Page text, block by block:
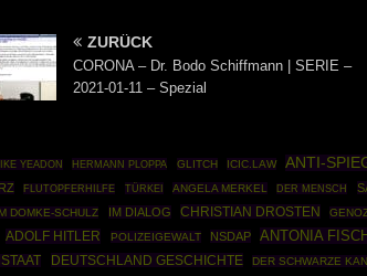
ZURÜCK
CORONA – Dr. Bodo Schiffmann | SERIE –
2021-01-11 – Spezial
YEADON HERMANN PLOPPA GLITCH ICIC.LAW ANTI-
FLUTOPFERHILFE TÜRKEI ANGELA MERKEL DER MENSCH
DOMKE-SCHULZ IM DIALOG CHRISTIAN DROSTEN
ADOLF HITLER POLIZEIGEWALT NSDAP ANTONIA
DEUTSCHLAND GESCHICHTE DER SCHWARZE